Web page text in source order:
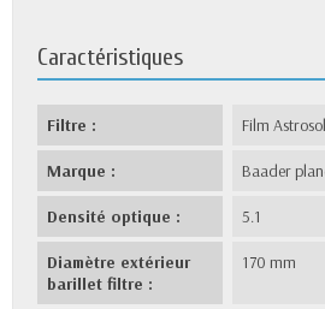
Caractéristiques
Filtre : Film
Marque : Baader
Densité optique : 5.1
Diamètre extérieur
barillet filtre :
170 mm